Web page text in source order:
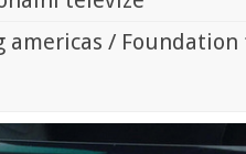
americas /